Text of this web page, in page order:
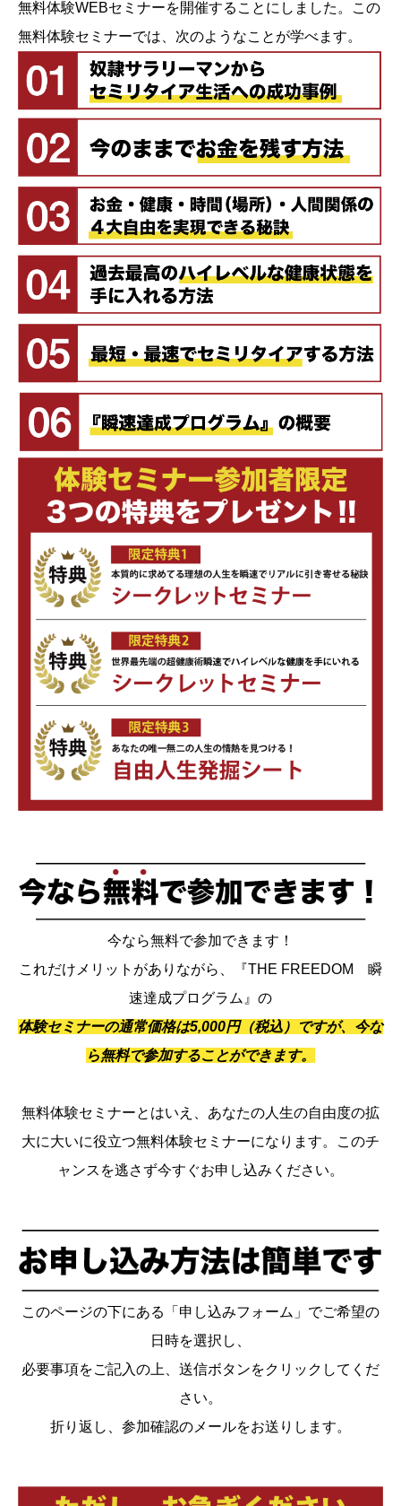
無料体験WEBセミナーを開催することにしました。この
無料体験セミナーでは、次のようなことが学べます。
今なら無料で参加できます！
これだけメリットがありながら、『THE FREEDOM 瞬
速達成プログラム』の
体験セミナーの通常価格は5,000円（税込）ですが、今な
ら無料で参加することができます。
無料体験セミナーとはいえ、あなたの人生の自由度の拡
大に大いに役立つ無料体験セミナーになります。このチ
ャンスを逃さず今すぐお申し込みください。
このページの下にある「申し込みフォーム」でご希望の
日時を選択し、
必要事項をご記入の上、送信ボタンをクリックしてくだ
さい。
折り返し、参加確認のメールをお送りします。